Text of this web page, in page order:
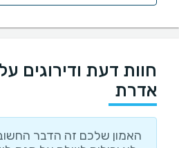
חוות דעת ודירוגים
אדרת
האמון שלכם זה הדבר החשוב